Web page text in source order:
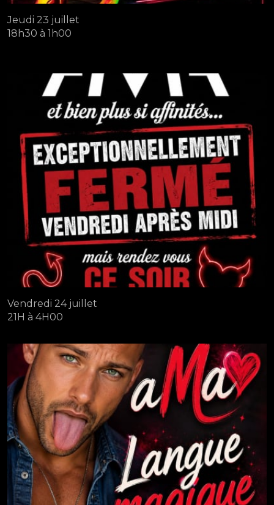
Jeudi 23 juillet
18h30 à 1h00
Vendredi 24 juillet
21H à 4H00